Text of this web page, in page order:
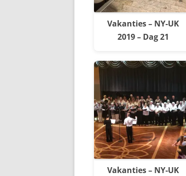
Vakanties – NY-UK
2019 – Dag 21
Vakanties – NY-UK